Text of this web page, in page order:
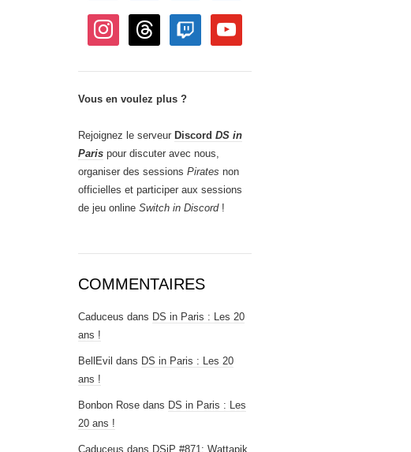
instagram threads twitch youtube
Vous en voulez plus ?
Rejoignez le serveur Discord DS in
Paris pour discuter avec nous,
organiser des sessions Pirates non
officielles et participer aux sessions
de jeu online Switch in Discord!
COMMENTAIRES
Caduceus dans DS in Paris : Les 20
ans !
BellEvil dans DS in Paris : Les 20
ans !
Bonbon Rose dans DS in Paris : Les
20 ans !
Caduceus dans DSiP #871: Wattapik